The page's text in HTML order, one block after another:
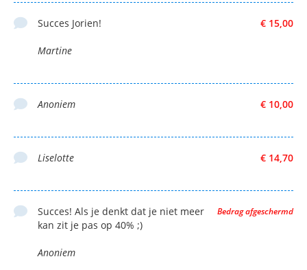
€ 15,00
Succes Jorien!
Martine
€ 10,00
Anoniem
€ 14,70
Liselotte
Bedrag afgeschermd
Succes! Als je denkt dat je niet meer
kan zit je pas op 40% ;)
Anoniem